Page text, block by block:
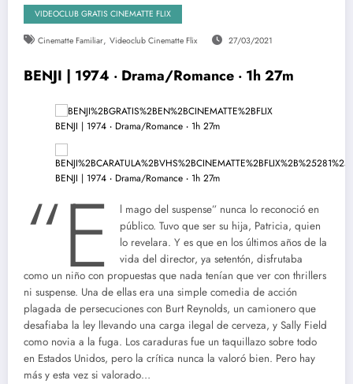
VIDEOCLUB GRATIS CINEMATTE FLIX
Cinematte Familiar, Videoclub Cinematte Flix 27/03/2021
BENJI | 1974 ‧ Drama/Romance ‧ 1h 27m
“E
l mago del suspense” nunca lo reconoció en
público. Tuvo que ser su hija, Patricia, quien
lo revelara. Y es que en los últimos años de la
vida del director, ya setentón, disfrutaba
como un niño con propuestas que nada tenían que ver con thrillers
ni suspense. Una de ellas era una simple comedia de acción
plagada de persecuciones con Burt Reynolds, un camionero que
desafiaba la ley llevando una carga ilegal de cerveza, y Sally Field
como novia a la fuga. Los caraduras fue un taquillazo sobre todo
en Estados Unidos, pero la crítica nunca la valoró bien. Pero hay
más y esta vez si valorado…